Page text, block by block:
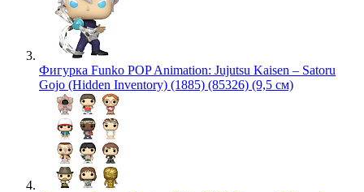
Фигурка Funko POP Animation: Jujutsu Kaisen – Satoru
Gojo (Hidden Inventory) (1885) (85326) (9,5 см)